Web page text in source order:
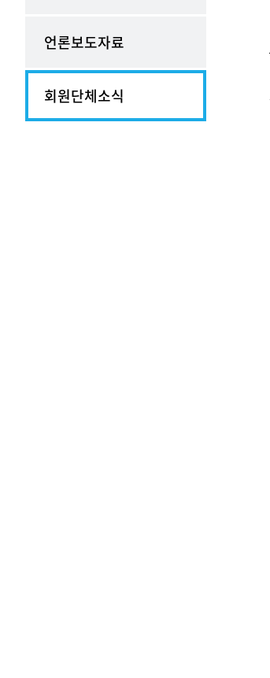
언론보도자료
회원단체소식